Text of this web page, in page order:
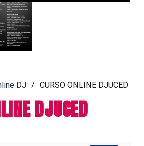
DJ / CURSO ONLINE DJUCED
DJUCED